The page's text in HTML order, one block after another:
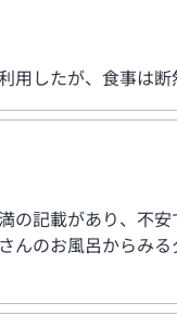
用したが、食事は
の記載があり、不
んのお風呂からみ